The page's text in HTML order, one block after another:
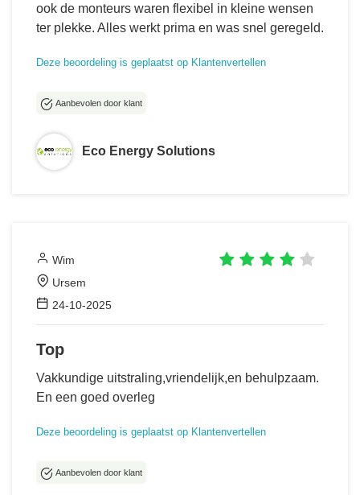
ook de monteurs waren flexibel in kleine wensen
ter plekke. Alles werkt prima en was snel geregeld.
Deze beoordeling is geplaatst op Klantenvertellen
Eco Energy Solutions
Aanbevolen door klant
Wim
Ursem
24-10-2025
Top
Vakkundige uitstraling,vriendelijk,en behulpzaam.
En een goed overleg
Deze beoordeling is geplaatst op Klantenvertellen
Aanbevolen door klant